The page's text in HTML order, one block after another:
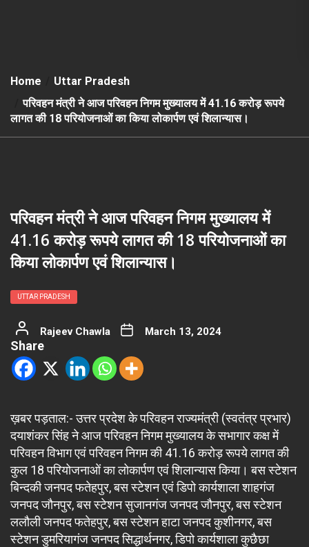
Home
Uttar Pradesh
परिवहन मंत्री ने आज परिवहन निगम मुख्यालय में 41.16 करोड़ रूपये
लागत की 18 परियोजनाओं का किया लोकार्पण एवं शिलान्यास।
परिवहन मंत्री ने आज परिवहन निगम मुख्यालय में
41.16 करोड़ रूपये लागत की 18 परियोजनाओं का
किया लोकार्पण एवं शिलान्यास।
UTTAR PRADESH
Rajeev Chawla March 13, 2024
Share
ख़बर पड़ताल:- उत्तर प्रदेश के परिवहन राज्यमंत्री (स्वतंत्र प्रभार)
दयाशंकर सिंह ने आज परिवहन निगम मुख्यालय के सभागार कक्ष में
परिवहन विभाग एवं परिवहन निगम की 41.16 करोड़ रूपये लागत की
कुल 18 परियोजनाओं का लोकार्पण एवं शिलान्यास किया। बस स्टेशन
बिन्दकी जनपद फतेहपुर, बस स्टेशन एवं डिपो कार्यशाला शाहगंज
जनपद जौनपुर, बस स्टेशन सुजानगंज जनपद जौनपुर, बस स्टेशन
ललौली जनपद फतेहपुर, बस स्टेशन हाटा जनपद कुशीनगर, बस
स्टेशन डुमरियागंज जनपद सिद्धार्थनगर, डिपो कार्यशाला कुछैछा